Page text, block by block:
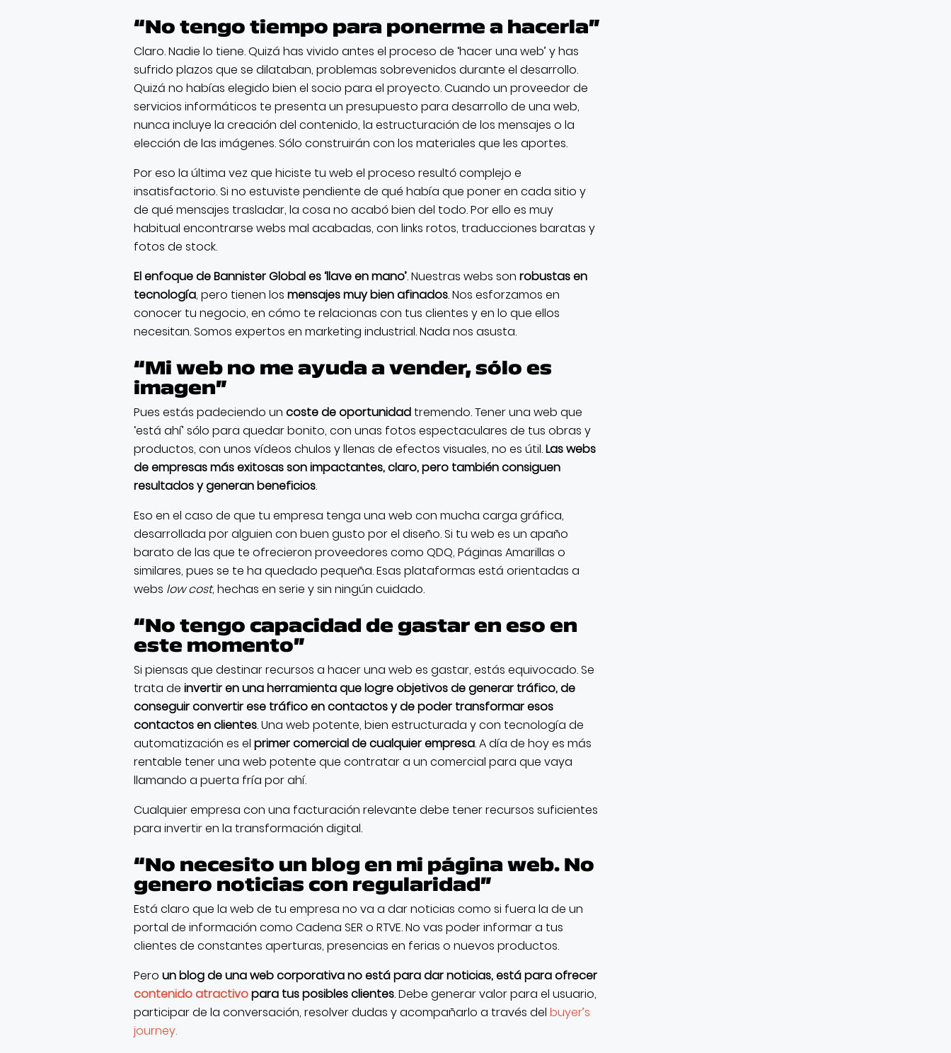
“No tengo tiempo para ponerme a hacerla”
Claro. Nadie lo tiene. Quizá has vivido antes el proceso de ‘hacer una web’ y has
sufrido plazos que se dilataban, problemas sobrevenidos durante el desarrollo.
Quizá no habías elegido bien el socio para el proyecto. Cuando un proveedor de
servicios informáticos te presenta un presupuesto para desarrollo de una web,
nunca incluye la creación del contenido, la estructuración de los mensajes o la
elección de las imágenes. Sólo construirán con los materiales que les aportes.
Por eso la última vez que hiciste tu web el proceso resultó complejo e
insatisfactorio. Si no estuviste pendiente de qué había que poner en cada sitio y
de qué mensajes trasladar, la cosa no acabó bien del todo. Por ello es muy
habitual encontrarse webs mal acabadas, con links rotos, traducciones baratas y
fotos de stock.
El enfoque de Bannister Global es ‘llave en mano’. Nuestras webs son robustas en
tecnología, pero tienen los mensajes muy bien afinados. Nos esforzamos en
conocer tu negocio, en cómo te relacionas con tus clientes y en lo que ellos
necesitan. Somos expertos en marketing industrial. Nada nos asusta.
“Mi web no me ayuda a vender, sólo es
imagen”
Pues estás padeciendo un coste de oportunidadtremendo. Tener una web que
‘está ahí’ sólo para quedar bonito, con unas fotos espectaculares de tus obras y
productos, con unos vídeos chulos y llenas de efectos visuales, no es útil.Las webs
de empresas más exitosas son impactantes, claro, pero también consiguen
resultados y generan beneficios.
Eso en el caso de que tu empresa tenga una web con mucha carga gráfica,
desarrollada por alguien con buen gusto por el diseño. Si tu web es un apaño
barato de las que te ofrecieron proveedores como QDQ, Páginas Amarillas o
similares, pues se te ha quedado pequeña. Esas plataformas está orientadas a
webs low cost, hechas en serie y sin ningún cuidado.
“No tengo capacidad de gastar en eso en
este momento”
Si piensas que destinar recursos a hacer una web es gastar, estás equivocado. Se
trata de invertir en una herramienta que logre objetivos de generar tráfico, de
conseguir convertir ese tráfico en contactos y de poder transformar esos
contactos en clientes. Una web potente, bien estructurada y con tecnología de
automatización es el primer comercial de cualquier empresa. A día de hoy es más
rentable tener una web potente que contratar a un comercial para que vaya
llamando a puerta fría por ahí.
Cualquier empresa con una facturación relevante debe tener recursos suficientes
para invertir en la transformación digital.
“No necesito un blog en mi página web. No
genero noticias con regularidad”
Está claro que la web de tu empresa no va a dar noticias como si fuera la de un
portal de información como Cadena SER o RTVE. No vas poder informar a tus
clientes de constantes aperturas, presencias en ferias o nuevos productos.
Pero un blog de una web corporativa no está para dar noticias, está para ofrecer
contenido atractivopara tus posibles clientes. Debe generar valor para el usuario,
participar de la conversación, resolver dudas y acompañarlo a través del buyer’s
journey.